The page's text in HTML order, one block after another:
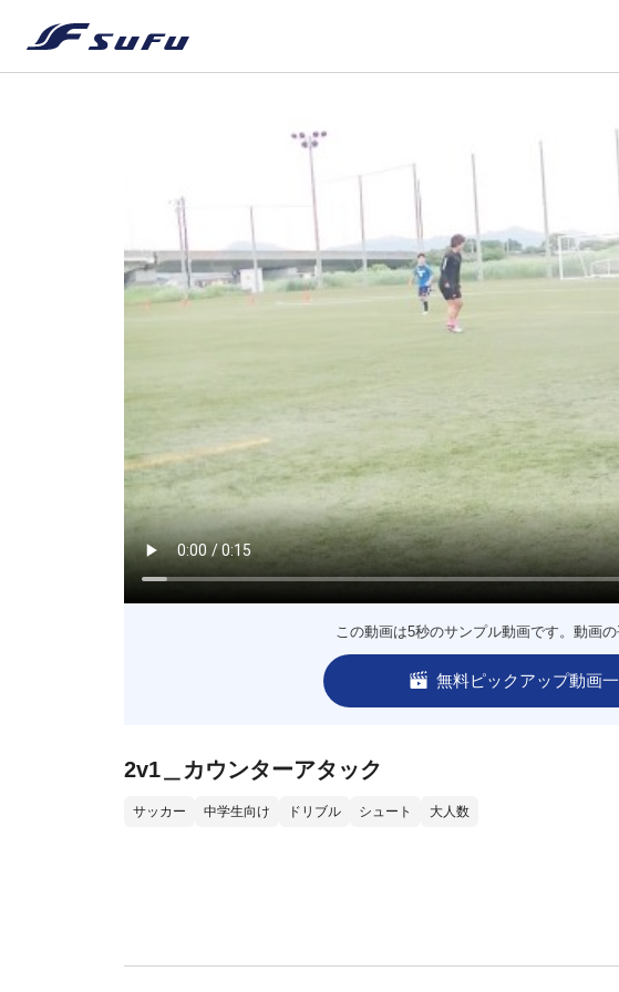
この動画は5秒のサンプル動画です。動画の
無料ピックアップ動画
2v1＿カウンターアタック
サッカー 中学生向け ドリブル シュート 大人数